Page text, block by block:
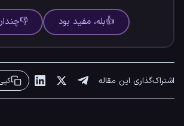
👍بله، مفید بود 👎
اشتراک‌گذاری این مقاله